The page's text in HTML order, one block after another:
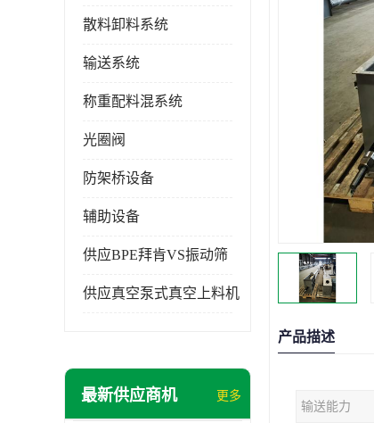
散料卸料系统
输送系统
称重配料混系统
光圈阀
防架桥设备
辅助设备
供应BPE拜肯VS振动筛
供应真空泵式真空上料机
最新供应商机 更多
产品描述
输送能力